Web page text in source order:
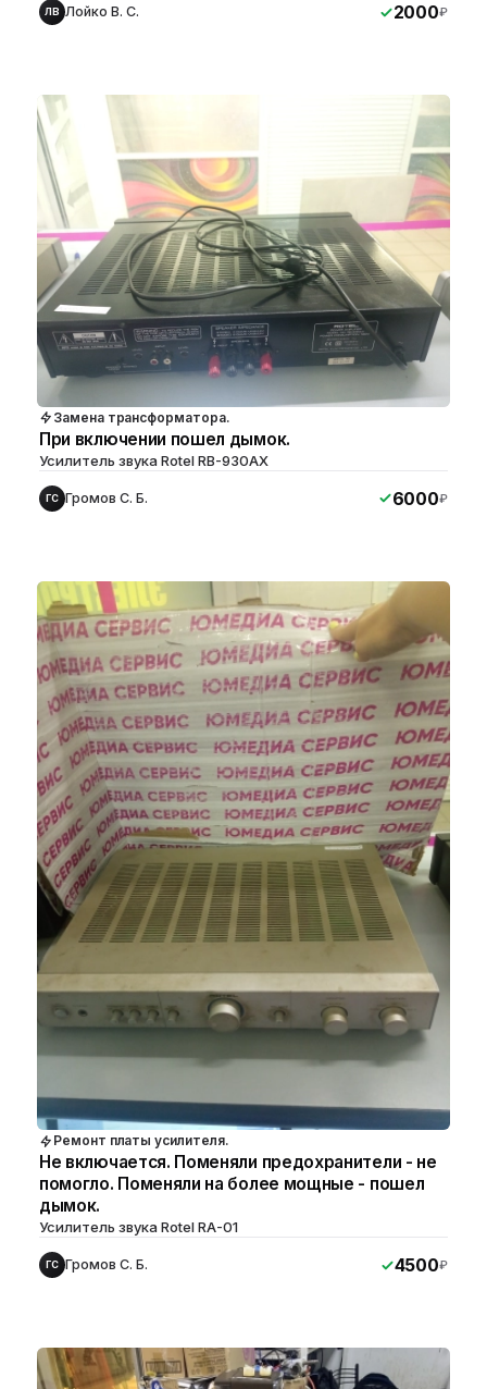
ЛВ Лойко В. С. 2000₽
Замена трансформатора.
При включении пошел дымок.
Усилитель звука Rotel RB-930AX
ГС Громов С. Б. 6000₽
Ремонт платы усилителя.
Не включается. Поменяли предохранители - не
помогло. Поменяли на более мощные - пошел
дымок.
Усилитель звука Rotel RA-01
ГС Громов С. Б. 4500₽